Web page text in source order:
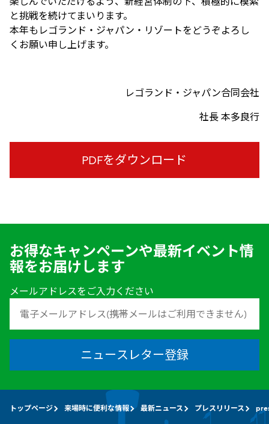
と挑戦を続けてまいります。
本年もレゴランド・ジャパン・リゾートをどうぞよろし
くお願い申し上げます。
レゴランド・ジャパン合同会社
社長 本多良行
PDFをダウンロード
お得なキャンペーンや最新イベント情
報をお届けします
メールアドレスをご入力ください
ニュースレター登録
トップページ 来場時に便利な情報 最新ニュース プレスリリース